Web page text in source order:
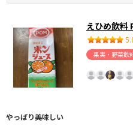
えひめ飲料
果実・野菜飲
やっぱり美味しい